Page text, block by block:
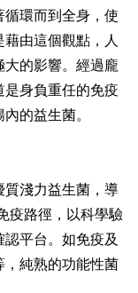
環而到全身，使
由這個觀點，人
的影響。經過龐
身負重任的免疫
的益生菌。
質淺力益生菌，導
疫路徑，以科學驗
平台。如免疫及
，純熟的功能性菌